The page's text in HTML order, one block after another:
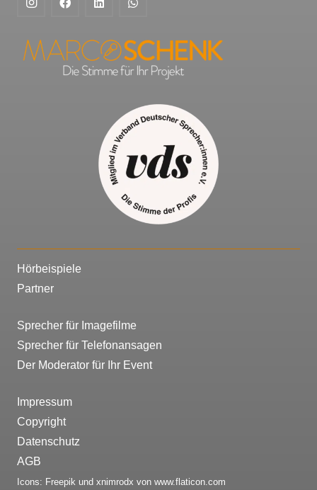
Hörbeispiele
Partner
Sprecher für Imagefilme
Sprecher für Telefonansagen
Der Moderator für Ihr Event
Impressum
Copyright
Datenschutz
AGB
Icons: Freepik und xnimrodx von www.flaticon.com